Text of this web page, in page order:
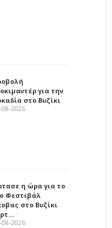
για την
στο Βυζίκι
08-2026
η ώρα για το
Φεστιβάλ
στο Βυζίκι
08-2026